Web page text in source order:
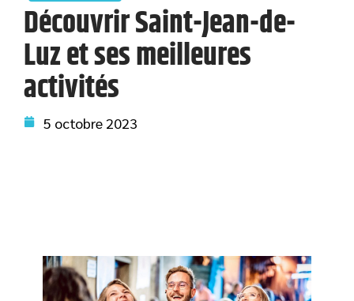
Découvrir Saint-Jean-de-
Luz et ses meilleures
activités
5 octobre 2023